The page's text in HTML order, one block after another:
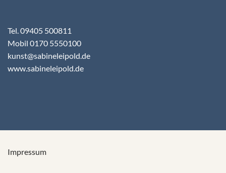
Tel. 09405 500811
Mobil 0170 5550100
kunst@sabineleipold.de
www.sabineleipold.de
Impressum